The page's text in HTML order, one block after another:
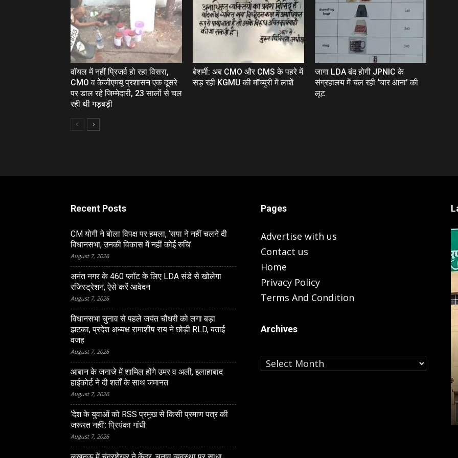
वॉयल में नहीं प्रिजर्व हो रहा विसरा,
CMO व केजीएमयू प्रशासन एक दूसरे
पर डाल रहे जिम्‍मेदारी, 23 सालों से चल
रही थी गड़बड़ी
बेशर्मी: अब CMO और CMS के पहरे में
सड़ रही KGMU की मॉच्‍युरी में लाशें
जागा LDA बंद होगी JPNIC के
संग्रहालय में चल रही ‘चार आना’ की
लूट
Recent Posts
CM योगी ने बोला विपक्ष पर हमला, ‘सपा ने नहीं चलने दी
विधानसभा, उनकी विकास में नहीं कोई रुचि’
August 7, 2026
अनंत नगर के 460 प्‍लॉट के लिए LDA संडे से खोलेगा
रजिस्‍ट्रेशन, ऐसे करें आवेदन
August 7, 2026
विधानसभा चुनाव से पहले जयंत चौधरी को लगा बड़ा
झटका, प्रदेश अध्यक्ष रामाशीष राय ने छोड़ी RLD, बताई
वजह
August 7, 2026
आबान के जनाजे में शामिल होंगे उमर व अली, इलाहाबाद
हाईकोर्ट ने दी शर्तों के साथ जमानत
August 7, 2026
‘देश के युवाओं को RSS प्रमुख से किसी प्रमाण पत्र की
जरूरत नहीं’: प्रियंका गांधी
August 7, 2026
Pages
Advertise with us
Contact us
Home
Privacy Policy
Terms And Condition
Archives
Archives
CM योगी ने बोला विपक्ष पर हमला, ‘सपा ने
नहीं चलने दी विधानसभा, उनकी विकास में
LUCKNOW
ने केंद्र, चुनाव व्यवस्था
की बैलेट पेपर से मतदान